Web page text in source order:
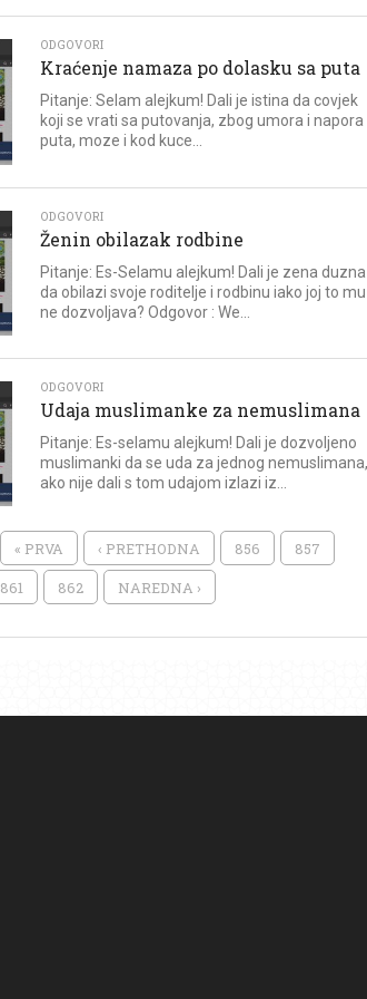
ODGOVORI
Kraćenje namaza po dolasku sa puta
Pitanje: Selam alejkum! Dali je istina da covjek
koji se vrati sa putovanja, zbog umora i napora
puta, moze i kod kuce...
ODGOVORI
Ženin obilazak rodbine
Pitanje: Es-Selamu alejkum! Dali je zena duzna
da obilazi svoje roditelje i rodbinu iako joj to
ne dozvoljava? Odgovor : We...
ODGOVORI
Udaja muslimanke za nemuslimana
Pitanje: Es-selamu alejkum! Dali je dozvoljeno
muslimanki da se uda za jednog
ako nije dali s tom udajom izlazi iz...
« PRVA ‹ PRETHODNA 856 857
861 862 NAREDNA ›